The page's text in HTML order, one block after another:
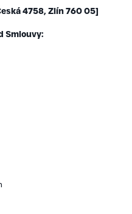
4758, Zlín 760 05]
Smlouvy: